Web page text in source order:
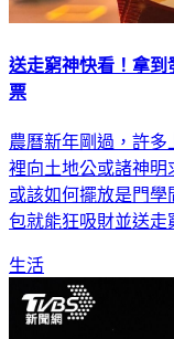
送走窮神快看！拿到
票
農曆新年剛過，許
裡向土地公或諸神明
或該如何擺放是門
包就能狂吸財並送走
生活